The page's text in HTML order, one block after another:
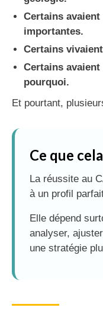
Certains
importantes.
Certains
Certains
pourquoi.
Et pourtant,
Ce que
La réussite au
à un profil
Elle dépend
analyser,
une stratégie